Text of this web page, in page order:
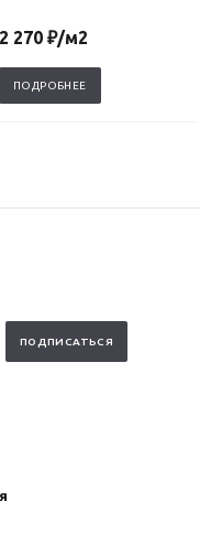
2 270 ₽/м2
ПОДРОБНЕЕ